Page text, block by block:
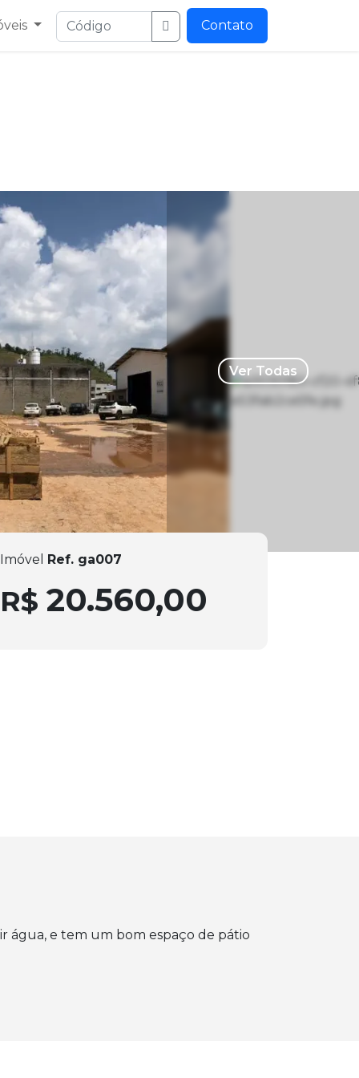
Contato
Ver Todas
Imóvel Ref. ga007
R$ 20.560,00
água, e tem um bom espaço de pátio